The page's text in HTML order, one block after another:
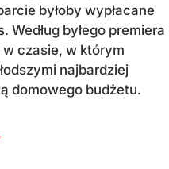
byłoby wypłacane
byłego premiera
czasie, w którym
najbardziej
domowego budżetu.